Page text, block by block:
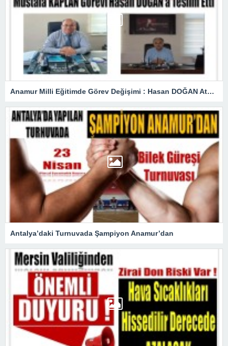
Anamur Milli Eğitimde Görev Değişimi : Hasan DOĞAN Atandı
Antalya’daki Turnuvada Şampiyon Anamur’dan